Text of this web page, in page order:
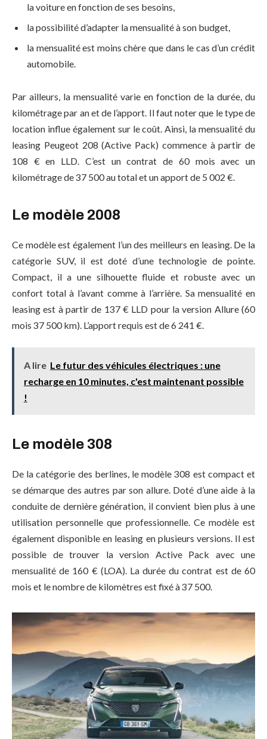
la voiture en fonction de ses besoins,
la possibilité d’adapter la mensualité à son budget,
la mensualité est moins chère que dans le cas d’un crédit
automobile.
Par ailleurs, la mensualité varie en fonction de la durée, du
kilométrage par an et de l’apport. Il faut noter que le type de
location influe également sur le coût. Ainsi, la mensualité du
leasing Peugeot 208 (Active Pack) commence à partir de
108 € en LLD. C’est un contrat de 60 mois avec un
kilométrage de 37 500 au total et un apport de 5 002 €.
Le modèle 2008
Ce modèle est également l’un des meilleurs en leasing. De la
catégorie SUV, il est doté d’une technologie de pointe.
Compact, il a une silhouette fluide et robuste avec un
confort total à l’avant comme à l’arrière. Sa mensualité en
leasing est à partir de 137 € LLD pour la version Allure (60
mois 37 500 km). L’apport requis est de 6 241 €.
A lire Le futur des véhicules électriques : une
recharge en 10 minutes, c'est maintenant possible
!
Le modèle 308
De la catégorie des berlines, le modèle 308 est compact et
se démarque des autres par son allure. Doté d’une aide à la
conduite de dernière génération, il convient bien plus à une
utilisation personnelle que professionnelle. Ce modèle est
également disponible en leasing en plusieurs versions. Il est
possible de trouver la version Active Pack avec une
mensualité de 160 € (LOA). La durée du contrat est de 60
mois et le nombre de kilomètres est fixé à 37 500.